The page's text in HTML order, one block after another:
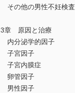
その他の男性不妊検査
3章 原因と治療
内分泌学的因子
子宮因子
子宮内膜症
卵管因子
男性因子